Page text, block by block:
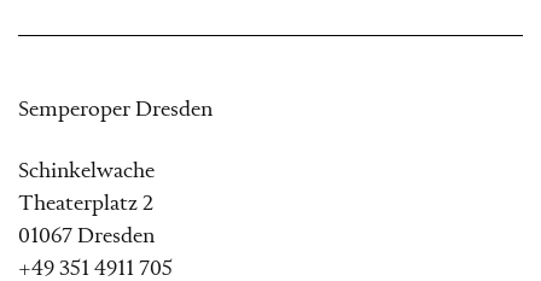
Semperoper Dresden
Schinkelwache
Theaterplatz 2
01067 Dresden
+49 351 4911 705